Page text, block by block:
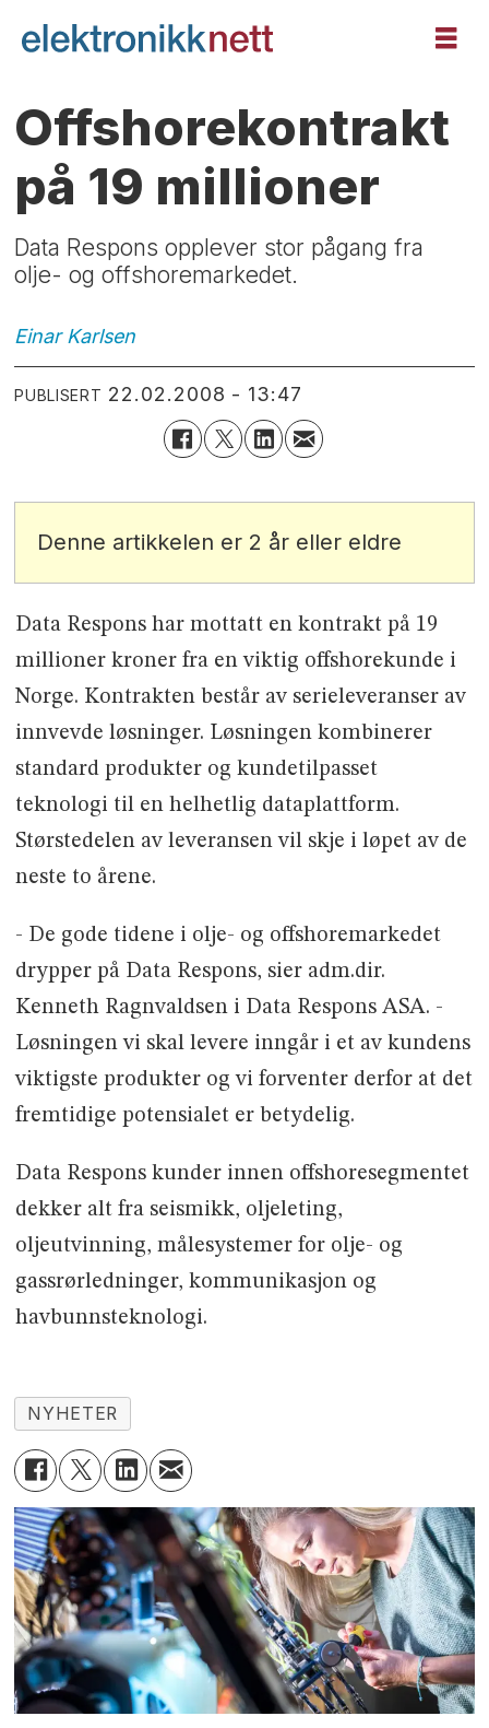
Offshorekontrakt
på 19 millioner
Data Respons opplever stor pågang fra
olje- og offshoremarkedet.
Einar Karlsen
PUBLISERT 22.02.2008 - 13:47
Denne artikkelen er 2 år eller eldre
Data Respons har mottatt en kontrakt på 19
millioner kroner fra en viktig offshorekunde i
Norge. Kontrakten består av serieleveranser av
innvevde løsninger. Løsningen kombinerer
standard produkter og kundetilpasset
teknologi til en helhetlig dataplattform.
Størstedelen av leveransen vil skje i løpet av de
neste to årene.
- De gode tidene i olje- og offshoremarkedet
drypper på Data Respons, sier adm.dir.
Kenneth Ragnvaldsen i Data Respons ASA. -
Løsningen vi skal levere inngår i et av kundens
viktigste produkter og vi forventer derfor at det
fremtidige potensialet er betydelig.
Data Respons kunder innen offshoresegmentet
dekker alt fra seismikk, oljeleting,
oljeutvinning, målesystemer for olje- og
gassrørledninger, kommunikasjon og
havbunnsteknologi.
NYHETER